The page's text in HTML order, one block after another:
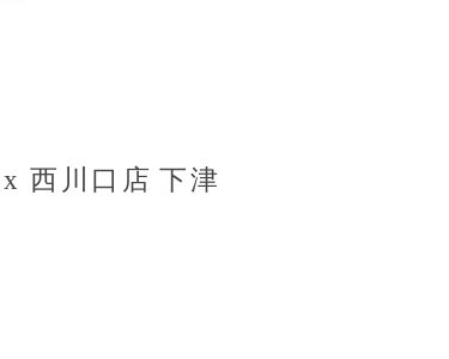
西川口店 下津